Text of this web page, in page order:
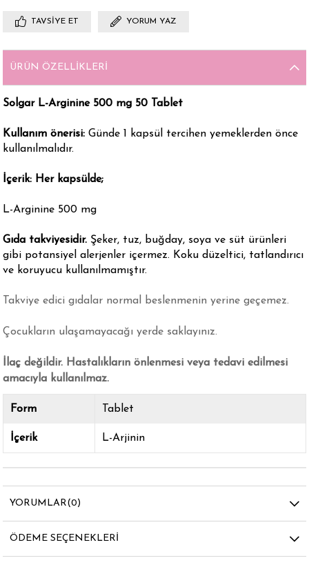
TAVSIYE ET YORUM YAZ
ÜRÜN ÖZELLIKLERI
Solgar L-Arginine 500 mg 50 Tablet
Kullanım önerisi: Günde 1 kapsül tercihen yemeklerden önce
kullanılmalıdır.
İçerik: Her kapsülde;
L-Arginine 500 mg
Gıda takviyesidir. Şeker, tuz, buğday, soya ve süt ürünleri
gibi potansiyel alerjenler içermez. Koku düzeltici, tatlandırıcı
ve koruyucu kullanılmamıştır.
Takviye edici gıdalar normal beslenmenin yerine geçemez.
Çocukların ulaşamayacağı yerde saklayınız.
İlaç değildir. Hastalıkların önlenmesi veya tedavi edilmesi
amacıyla kullanılmaz.
Form Tablet
İçerik L-Arjinin
YORUMLAR(0)
ÖDEME SEÇENEKLERI